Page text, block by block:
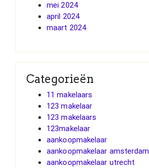
mei 2024
april 2024
maart 2024
Categorieën
11 makelaars
123 makelaar
123 makelaars
123makelaar
aankoopmakelaar
aankoopmakelaar amsterdam
aankoopmakelaar utrecht